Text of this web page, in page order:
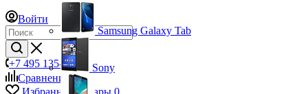
Войти
+7 495 135-39-43
Сравнение0
Избранные товары 0
Samsung Galaxy Tab
Sony